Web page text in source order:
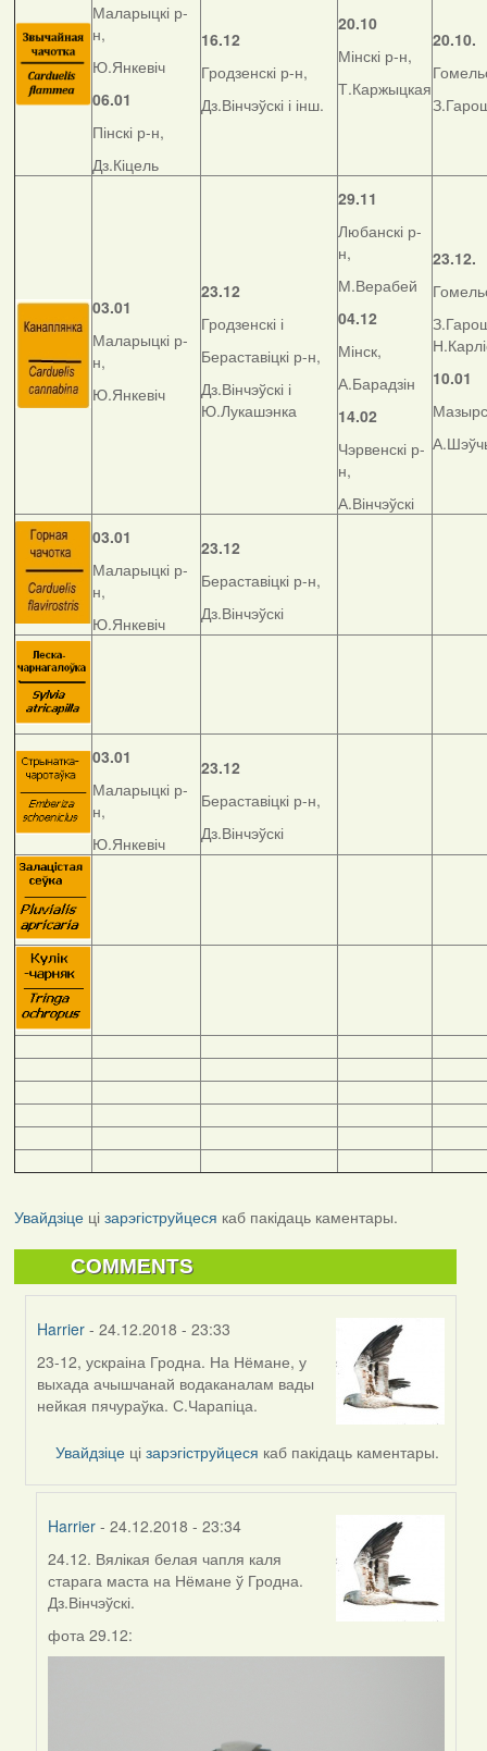
Маларыцкі р-
н,
Ю.Янкевіч
06.01
Пінскі р-н,
Дз.Кіцель
16.12
Гродзенскі р-н,
Дз.Вінчэўскі і інш.
20.10
Мінскі р-н,
Т.Каржыцкая
20.10.
03.01
Маларыцкі р-
н,
Ю.Янкевіч
23.12
Гродзенскі і
Бераставіцкі р-н,
Дз.Вінчэўскі і
Ю.Лукашэнка
29.11
Любанскі р-
н,
М.Верабей
04.12
Мінск,
А.Барадзін
14.02
Чэрвенскі р-
н,
А.Вінчэўскі
23.12.
10.01
03.01
Маларыцкі р-
н,
Ю.Янкевіч
23.12
Бераставіцкі р-н,
Дз.Вінчэўскі
03.01
Маларыцкі р-
н,
Ю.Янкевіч
23.12
Бераставіцкі р-н,
Дз.Вінчэўскі
Увайдзіцеці зарэгіструйцеся каб пакідаць каментары.
COMMENTS
Harrier - 24.12.2018 - 23:33
In
reply
to
Harrier
23-12, ускраіна Гродна. На Нёмане, у
выхада ачышчанай водаканалам вады
нейкая пячураўка. С.Чарапіца.
Увайдзіце цізарэгіструйцеся каб пакідаць каментары.
Harrier - 24.12.2018 - 23:34
In
reply
to
by
Harrier
24.12. Вялікая белая чапля каля
старага маста на Нёмане ў Гродна.
Дз.Вінчэўскі.
фота 29.12: